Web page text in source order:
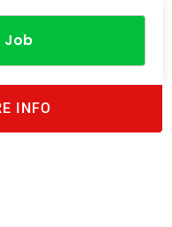
Job
INFO